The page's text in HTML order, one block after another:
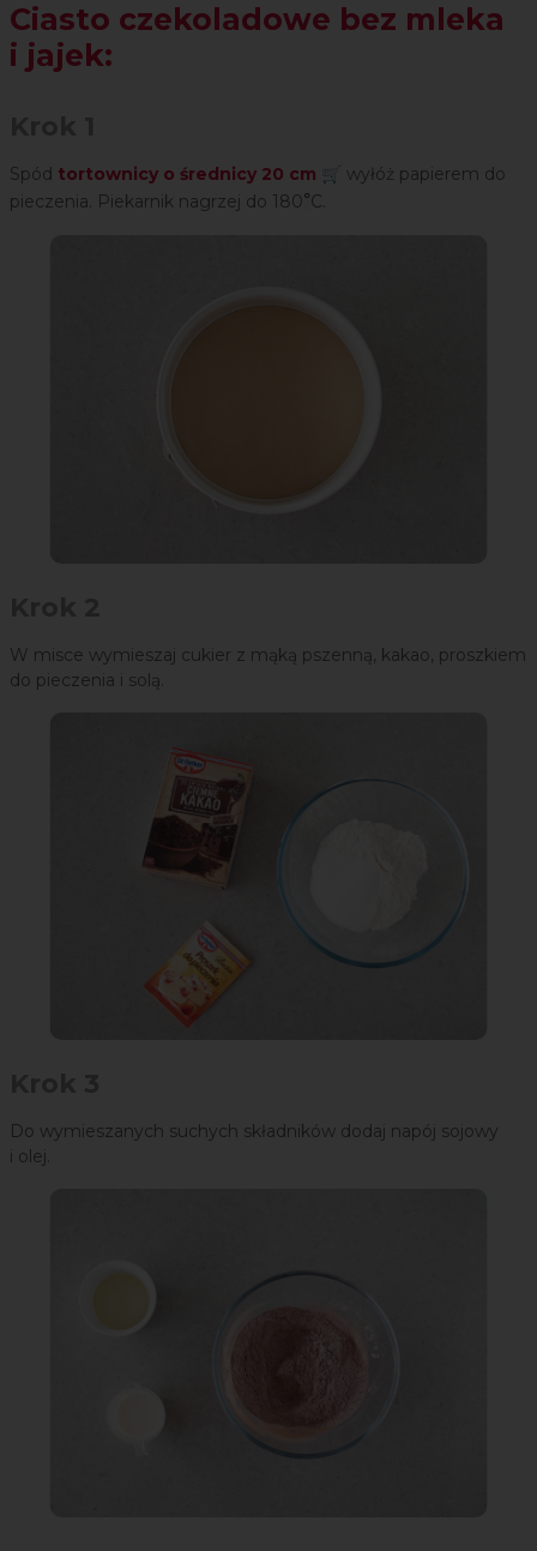
Ciasto czekoladowe bez mleka
i jajek:
Spód tortownicy o średnicy 20 cm 🛒 wyłóż papierem do
pieczenia. Piekarnik nagrzej do 180°C.
W misce wymieszaj cukier z mąką pszenną, kakao, proszkiem
do pieczenia i solą.
Do wymieszanych suchych składników dodaj napój sojowy
i olej.